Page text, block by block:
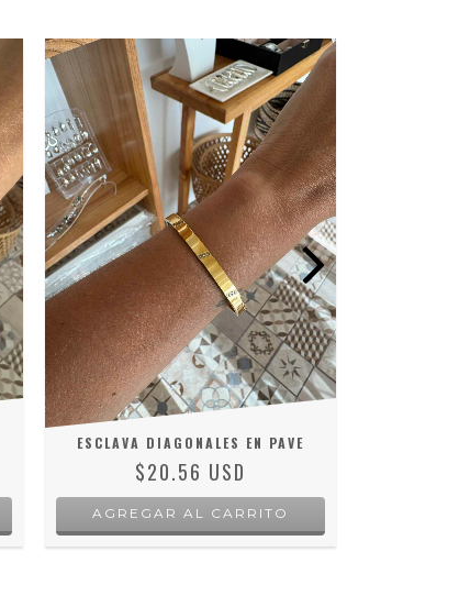
ESCLAVA DIAGONALES EN PAVE
$20.56 USD